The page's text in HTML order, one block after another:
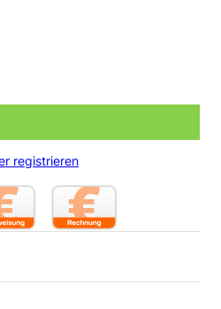
| GLP GV6-100B024 Menge
registrieren